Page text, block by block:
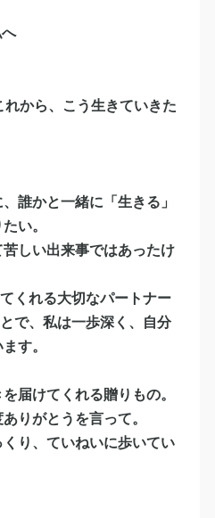
から、こう生きていきた
誰かと一緒に「生きる」
い。
しい出来事ではあったけ
くれる大切なパートナー
で、私は一歩深く、自分
す。
届けてくれる贈りもの。
りがとうを言って。
り、ていねいに歩いてい